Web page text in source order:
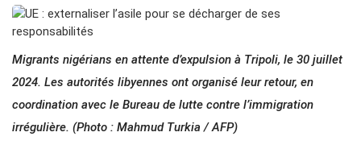
Migrants nigérians en attente d’expulsion à Tripoli, le 30 juillet
2024. Les autorités libyennes ont organisé leur retour, en
coordination avec le Bureau de lutte contre l’immigration
irrégulière. (Photo : Mahmud Turkia / AFP)